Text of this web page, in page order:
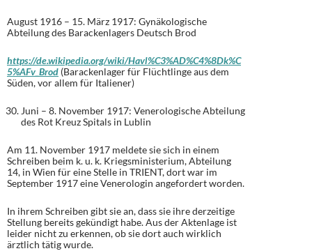
August 1916 – 15. März 1917: Gynäkologische
Abteilung des Barackenlagers Deutsch Brod
https://de.wikipedia.org/wiki/Havl%C3%AD%C4%8Dk%C
5%AFv_Brod (Barackenlager für Flüchtlinge aus dem
Süden, vor allem für Italiener)
Juni – 8. November 1917: Venerologische Abteilung
des Rot Kreuz Spitals in Lublin
Am 11. November 1917 meldete sie sich in einem
Schreiben beim k. u. k. Kriegsministerium, Abteilung
14, in Wien für eine Stelle in TRIENT, dort war im
September 1917 eine Venerologin angefordert worden.
In ihrem Schreiben gibt sie an, dass sie ihre derzeitige
Stellung bereits gekündigt habe. Aus der Aktenlage ist
leider nicht zu erkennen, ob sie dort auch wirklich
ärztlich tätig wurde.